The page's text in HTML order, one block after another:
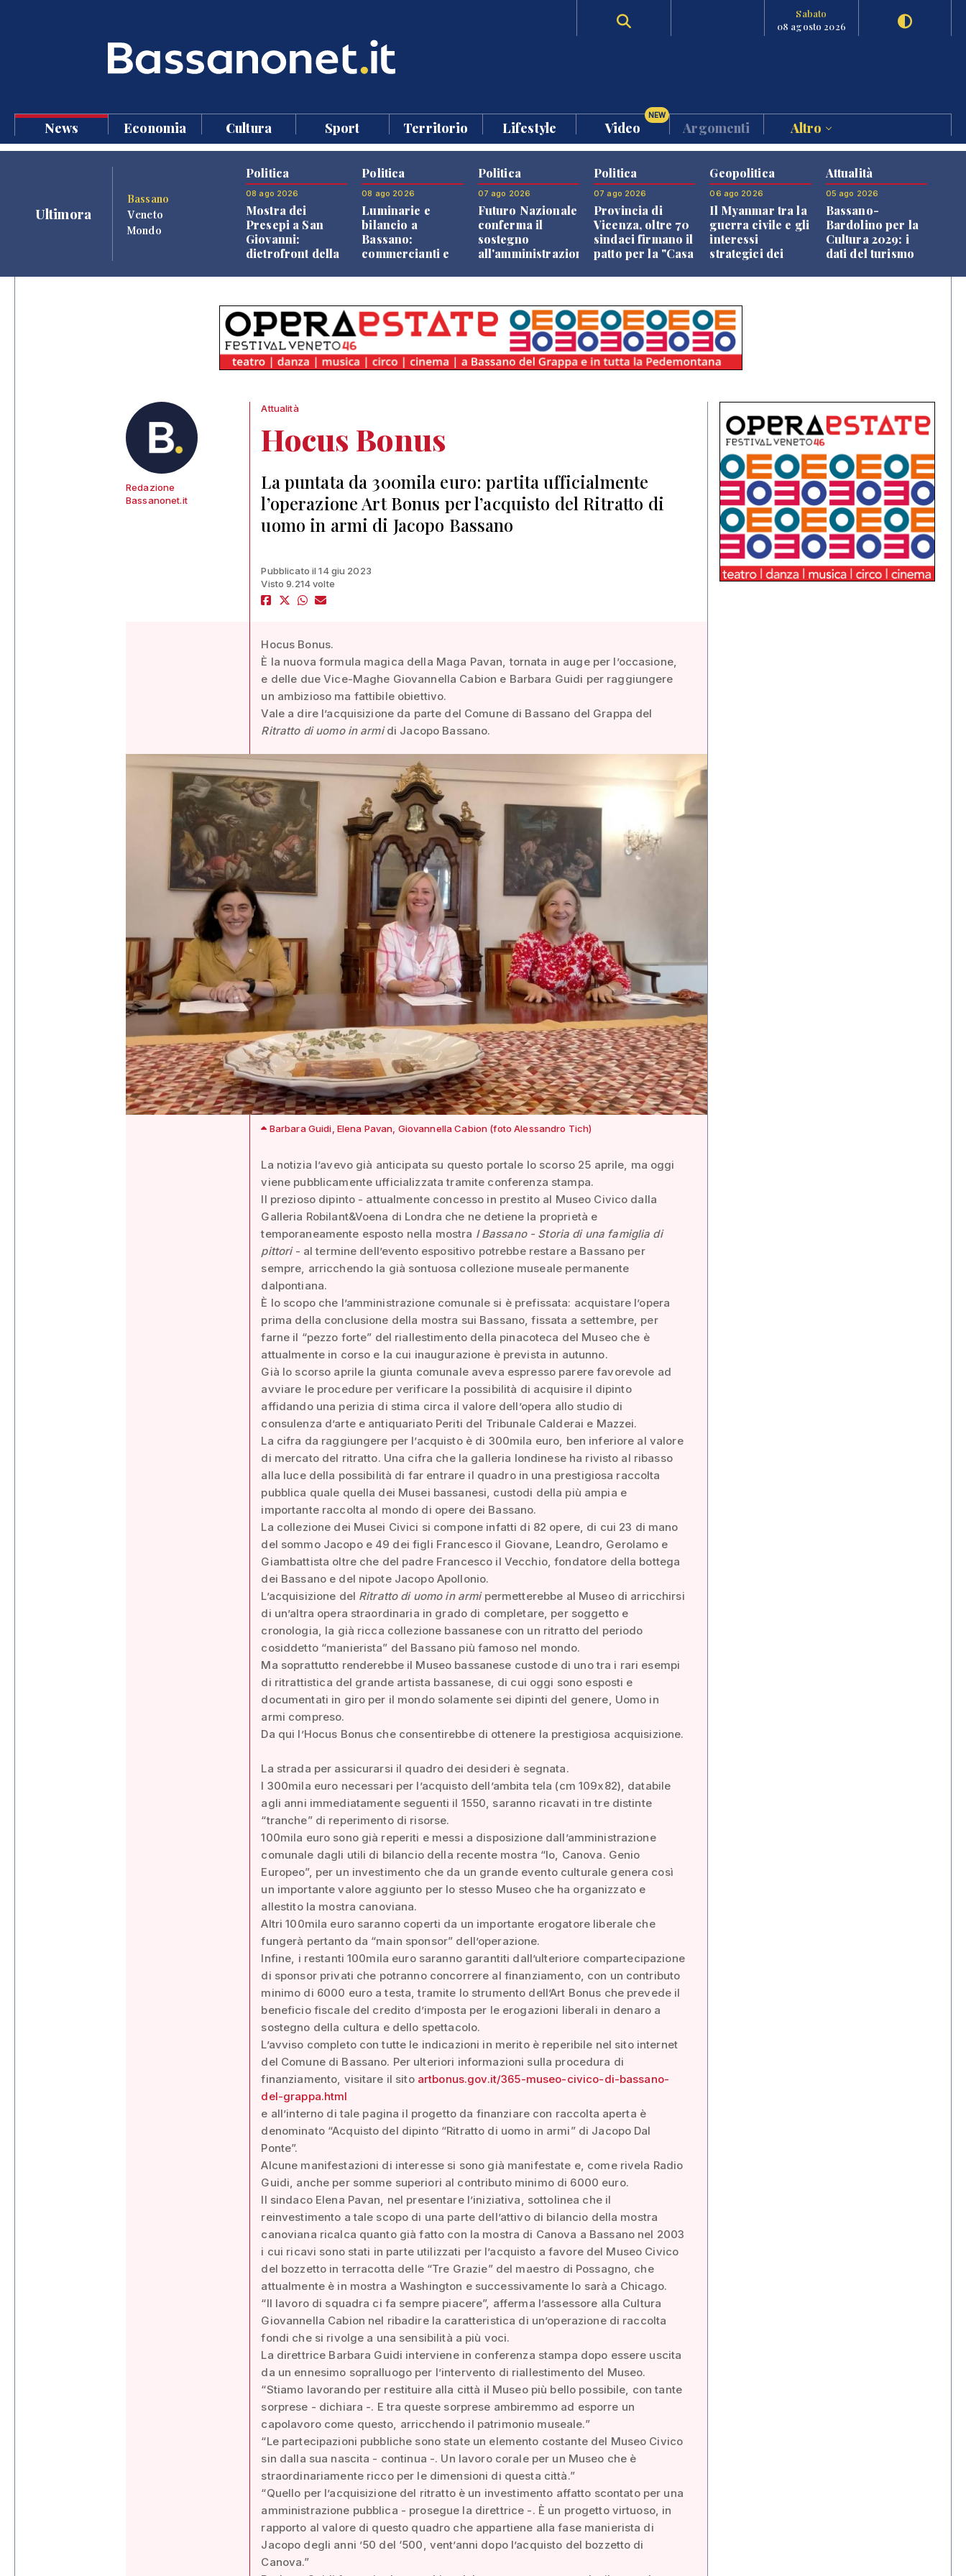
Sabato
08 agosto 2026
News Economia Cultura Sport Territorio Lifestyle Video
NEW
Argomenti Altro
Ultimora
Bassano
Veneto
Mondo
Politica
08 ago 2026
Mostra dei
Presepi a San
Giovanni:
dietrofront della
Politica
08 ago 2026
Luminarie e
bilancio a
Bassano:
commercianti e
Politica
07 ago 2026
Futuro Nazionale
conferma il
sostegno
all'amministrazione
Politica
07 ago 2026
Provincia di
Vicenza, oltre 70
sindaci firmano il
patto per la "Casa
Geopolitica
06 ago 2026
Il Myanmar tra la
guerra civile e gli
interessi
strategici dei
Attualità
05 ago 2026
Bassano-
Bardolino per la
Cultura 2029: i
dati del turismo
Redazione
Bassanonet.it
Attualità
Hocus Bonus
La puntata da 300mila euro: partita ufficialmente
l’operazione Art Bonus per l’acquisto del Ritratto di
uomo in armi di Jacopo Bassano
Pubblicato il 14 giu 2023
Visto 9.214 volte
Hocus Bonus.
È la nuova formula magica della Maga Pavan, tornata in auge per l’occasione,
e delle due Vice-Maghe Giovannella Cabion e Barbara Guidi per raggiungere
un ambizioso ma fattibile obiettivo.
Vale a dire l’acquisizione da parte del Comune di Bassano del Grappa del
Ritratto di uomo in armidi Jacopo Bassano.
Barbara Guidi, Elena Pavan, Giovannella Cabion (foto Alessandro Tich)
La notizia l’avevo già anticipata su questo portale lo scorso 25 aprile, ma oggi
viene pubblicamente ufficializzata tramite conferenza stampa.
Il prezioso dipinto - attualmente concesso in prestito al Museo Civico dalla
Galleria Robilant&Voena di Londra che ne detiene la proprietà e
temporaneamente esposto nella mostra I Bassano - Storia di una famiglia di
pittori- al termine dell’evento espositivo potrebbe restare a Bassano per
sempre, arricchendo la già sontuosa collezione museale permanente
dalpontiana.
È lo scopo che l’amministrazione comunale si è prefissata: acquistare l’opera
prima della conclusione della mostra sui Bassano, fissata a settembre, per
farne il “pezzo forte” del riallestimento della pinacoteca del Museo che è
attualmente in corso e la cui inaugurazione è prevista in autunno.
Già lo scorso aprile la giunta comunale aveva espresso parere favorevole ad
avviare le procedure per verificare la possibilità di acquisire il dipinto
affidando una perizia di stima circa il valore dell’opera allo studio di
consulenza d’arte e antiquariato Periti del Tribunale Calderai e Mazzei.
La cifra da raggiungere per l’acquisto è di 300mila euro, ben inferiore al valore
di mercato del ritratto. Una cifra che la galleria londinese ha rivisto al ribasso
alla luce della possibilità di far entrare il quadro in una prestigiosa raccolta
pubblica quale quella dei Musei bassanesi, custodi della più ampia e
importante raccolta al mondo di opere dei Bassano.
La collezione dei Musei Civici si compone infatti di 82 opere, di cui 23 di mano
del sommo Jacopo e 49 dei figli Francesco il Giovane, Leandro, Gerolamo e
Giambattista oltre che del padre Francesco il Vecchio, fondatore della bottega
dei Bassano e del nipote Jacopo Apollonio.
L’acquisizione del Ritratto di uomo in armipermetterebbe al Museo di arricchirsi
di un’altra opera straordinaria in grado di completare, per soggetto e
cronologia, la già ricca collezione bassanese con un ritratto del periodo
cosiddetto “manierista” del Bassano più famoso nel mondo.
Ma soprattutto renderebbe il Museo bassanese custode di uno tra i rari esempi
di ritrattistica del grande artista bassanese, di cui oggi sono esposti e
documentati in giro per il mondo solamente sei dipinti del genere, Uomo in
armi compreso.
Da qui l’Hocus Bonus che consentirebbe di ottenere la prestigiosa acquisizione.
La strada per assicurarsi il quadro dei desideri è segnata.
I 300mila euro necessari per l’acquisto dell’ambita tela (cm 109x82), databile
agli anni immediatamente seguenti il 1550, saranno ricavati in tre distinte
“tranche” di reperimento di risorse.
100mila euro sono già reperiti e messi a disposizione dall’amministrazione
comunale dagli utili di bilancio della recente mostra “Io, Canova. Genio
Europeo”, per un investimento che da un grande evento culturale genera così
un importante valore aggiunto per lo stesso Museo che ha organizzato e
allestito la mostra canoviana.
Altri 100mila euro saranno coperti da un importante erogatore liberale che
fungerà pertanto da “main sponsor” dell’operazione.
Infine, i restanti 100mila euro saranno garantiti dall’ulteriore compartecipazione
di sponsor privati che potranno concorrere al finanziamento, con un contributo
minimo di 6000 euro a testa, tramite lo strumento dell’Art Bonus che prevede il
beneficio fiscale del credito d’imposta per le erogazioni liberali in denaro a
sostegno della cultura e dello spettacolo.
L’avviso completo con tutte le indicazioni in merito è reperibile nel sito internet
del Comune di Bassano. Per ulteriori informazioni sulla procedura di
finanziamento, visitare il sito artbonus.gov.it/365-museo-civico-di-bassano-
del-grappa.html
e all’interno di tale pagina il progetto da finanziare con raccolta aperta è
denominato “Acquisto del dipinto “Ritratto di uomo in armi” di Jacopo Dal
Ponte”.
Alcune manifestazioni di interesse si sono già manifestate e, come rivela Radio
Guidi, anche per somme superiori al contributo minimo di 6000 euro.
Il sindaco Elena Pavan, nel presentare l’iniziativa, sottolinea che il
reinvestimento a tale scopo di una parte dell’attivo di bilancio della mostra
canoviana ricalca quanto già fatto con la mostra di Canova a Bassano nel 2003
i cui ricavi sono stati in parte utilizzati per l’acquisto a favore del Museo Civico
del bozzetto in terracotta delle “Tre Grazie” del maestro di Possagno, che
attualmente è in mostra a Washington e successivamente lo sarà a Chicago.
“Il lavoro di squadra ci fa sempre piacere”, afferma l’assessore alla Cultura
Giovannella Cabion nel ribadire la caratteristica di un’operazione di raccolta
fondi che si rivolge a una sensibilità a più voci.
La direttrice Barbara Guidi interviene in conferenza stampa dopo essere uscita
da un ennesimo sopralluogo per l’intervento di riallestimento del Museo.
“Stiamo lavorando per restituire alla città il Museo più bello possibile, con tante
sorprese - dichiara -. E tra queste sorprese ambiremmo ad esporre un
capolavoro come questo, arricchendo il patrimonio museale.”
“Le partecipazioni pubbliche sono state un elemento costante del Museo Civico
sin dalla sua nascita - continua -. Un lavoro corale per un Museo che è
straordinariamente ricco per le dimensioni di questa città.”
“Quello per l’acquisizione del ritratto è un investimento affatto scontato per una
amministrazione pubblica - prosegue la direttrice -. È un progetto virtuoso, in
rapporto al valore di questo quadro che appartiene alla fase manierista di
Jacopo degli anni ’50 del ‘500, vent’anni dopo l’acquisto del bozzetto di
Canova.”